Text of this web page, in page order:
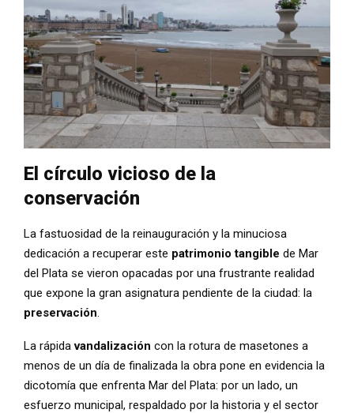
El círculo vicioso de la
conservación
La fastuosidad de la reinauguración y la minuciosa
dedicación a recuperar este patrimonio tangible de Mar
del Plata se vieron opacadas por una frustrante realidad
que expone la gran asignatura pendiente de la ciudad: la
preservación.
La rápidavandalización con la rotura de masetones a
menos de un día de finalizada la obra pone en evidencia la
dicotomía que enfrenta Mar del Plata: por un lado, un
esfuerzo municipal, respaldado por la historia y el sector